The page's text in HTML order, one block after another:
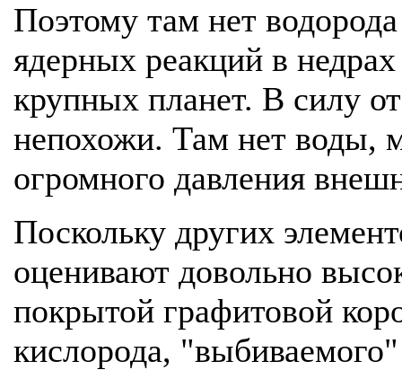
Поэтому там нет
ядерных реакций в
крупных планет. В силу
непохожи. Там нет воды,
огромного давления
Поскольку других
оценивают довольно
покрытой графитовой
кислорода,